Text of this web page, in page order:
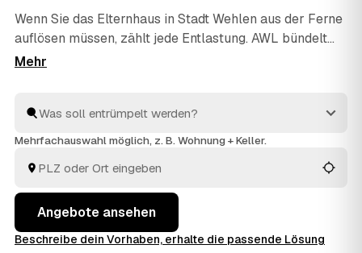
Wenn Sie das Elternhaus in Stadt Wehlen aus der Ferne
auflösen müssen, zählt jede Entlastung. AWL bündelt
die Suche: Eine Anfrage genügt, und geprüfte Anbieter
Sichtung des Nachlasses, fachgerechte Entsorgung und
Wertanrechnung übernehmen die Profis – einfühlsam
aus Stadt Wehlen undPirna
vergleichen
Sie in Ruhe und geben den Auftrag aus der Hand.
Mehrfachauswahl möglich, z. B. Wohnung + Keller.
Angebote ansehen
Beschreibe dein Vorhaben, erhalte die passende Lösung